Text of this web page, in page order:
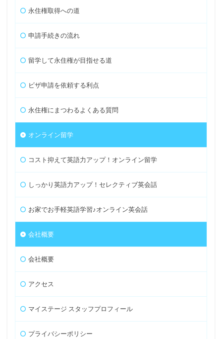
永住権取得への道
申請手続きの流れ
留学して永住権が目指せる道
ビザ申請を依頼する利点
永住権にまつわるよくある質問
オンライン留学
コスト抑えて英語力アップ！オンライン留学
しっかり英語力アップ！セレクティブ英会話
お家でお手軽英語学習♪オンライン英会話
会社概要
会社概要
アクセス
マイステージ スタッフプロフィール
プライバシーポリシー